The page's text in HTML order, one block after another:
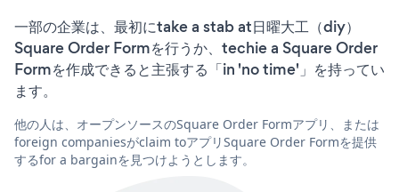
一部の企業は、最初にtake a stab at日曜大工（diy）
Square Order Formを行うか、techie a Square Order
Formを作成できると主張する「in 'no time'」を持ってい
ます。
他の人は、オープンソースのSquare Order Formアプリ、または
foreign companiesがclaim toアプリSquare Order Formを提供
するfor a bargainを見つけようとします。